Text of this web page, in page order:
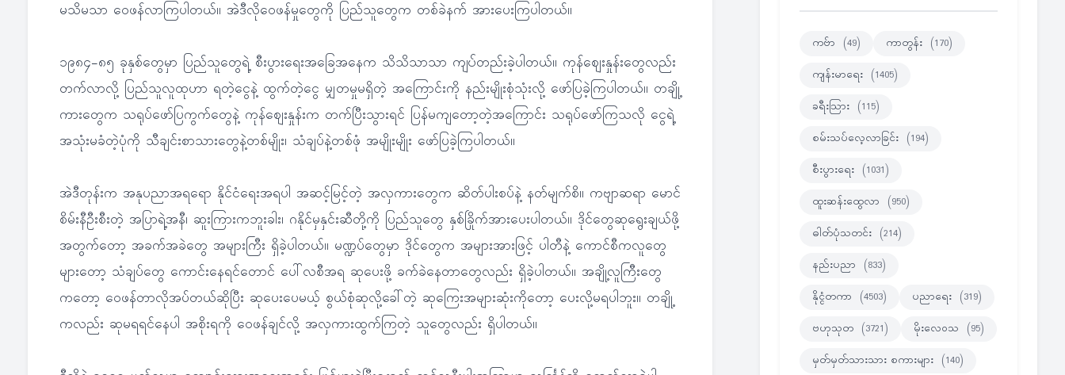
မသိမသာ ဝေဖန်လာကြပါတယ်။ အဲဒီလိုဝေဖန်မှုတွေကို ပြည်သူတွေက တစ်ခဲနက် အားပေးကြပါတယ်။
၁၉၈၄-၈၅ ခုနှစ်တွေမှာ ပြည်သူတွေရဲ့ စီးပွားရေးအခြေအနေက သိသိသာသာ ကျပ်တည်းခဲ့ပါတယ်။ ကုန်ဈေးနှုန်းတွေလည်း
တက်လာလို့ ပြည်သူလူထုဟာ ရတဲ့ငွေနဲ့ ထွက်တဲ့ငွေ မျှတမှုမရှိတဲ့ အကြောင်းကို နည်းမျိုးစုံသုံးလို့ ဖော်ပြခဲ့ကြပါတယ်။ တချို့
ကားတွေက သရုပ်ဖော်ပြကွက်တွေနဲ့ ကုန်ဈေးနှုန်းက တက်ပြီးသွားရင် ပြန်မကျတော့တဲ့အကြောင်း သရုပ်ဖော်ကြသလို ငွေရဲ့
အသုံးမခံတဲ့ပုံကို သီချင်းစာသားတွေနဲ့တစ်မျိုး၊ သံချပ်နဲ့တစ်ဖုံ အမျိုးမျိုး ဖော်ပြခဲ့ကြပါတယ်။
အဲဒီတုန်းက အနုပညာအရရော နိုင်ငံရေးအရပါ အဆင့်မြင့်တဲ့ အလှကားတွေက ဆိတ်ပါးစပ်နဲ့ နတ်မျက်စိ။ ကဗျာဆရာ မောင်
စိမ်းနီဦးစီးတဲ့ အပြာရဲ့အနီ၊ ဆူးကြားကဘူးခါး၊ ဂနိုင်မှနှင်းဆီတို့ကို ပြည်သူတွေ နှစ်ခြိုက်အားပေးပါတယ်။ ဒိုင်တွေဆုရွေးချယ်ဖို့
အတွက်တော့ အခက်အခဲတွေ အများကြီး ရှိခဲ့ပါတယ်။ မဏ္ဍပ်တွေမှာ ဒိုင်တွေက အများအားဖြင့် ပါတီနဲ့ ကောင်စီကလူတွေ
များတော့ သံချပ်တွေ ကောင်းနေရင်တောင် ပေါ်လစီအရ ဆုပေးဖို့ ခက်ခဲနေတာတွေလည်း ရှိခဲ့ပါတယ်။ အချို့လူကြီးတွေ
ကတော့ ဝေဖန်တာလိုအပ်တယ်ဆိုပြီး ဆုပေးပေမယ့် စွယ်စုံဆုလို့ခေါ်တဲ့ ဆုကြေးအများဆုံးကိုတော့ ပေးလို့မရပါဘူး။ တချို့
ကလည်း ဆုမရရင်နေပါ အစိုးရကို ဝေဖန်ချင်လို့ အလှကားထွက်ကြတဲ့ သူတွေလည်း ရှိပါတယ်။
ကဗ်ာ (49) ကာတွန်း (170)
ကျန်းမာရေး (1405)
ခရီးသြား (115)
စမ်းသပ်လေ့လာခြင်း (194)
စီးပွားရေး (1031)
ထူးဆန်းထွေလာ (950)
ဓါတ်ပုံသတင်း (214)
နည်းပညာ (833)
နိုင္ငံတကာ (4503) ပညာရေး (319)
ဗဟုသုတ (3721) မိုးလေဝသ (95)
မှတ်မှတ်သားသား စကားများ (140)